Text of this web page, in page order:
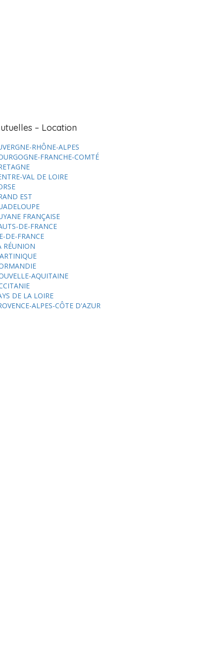
– Location
RHÔNE-ALPES
FRANCHE-COMTÉ
VAL DE LOIRE
EST
FRANÇAISE
DE-FRANCE
DE-FRANCE
RÉUNION
AQUITAINE
DE LA LOIRE
ALPES-CÔTE D'AZUR